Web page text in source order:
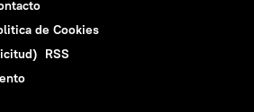
de Cookies
RSS